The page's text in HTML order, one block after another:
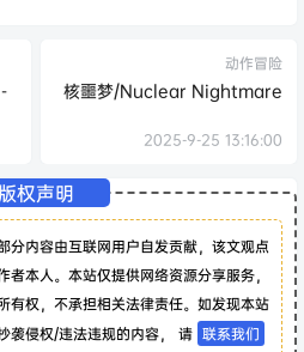
动作冒险
核噩梦/Nuclear Nightmare
2025-9-25 13:16:00
版权声明
分内容由互联网用户自发贡献，该文观点
者本人。本站仅提供网络资源分享服务，
有权，不承担相关法律责任。如发现本站
袭侵权/违法违规的内容， 请 联系我们